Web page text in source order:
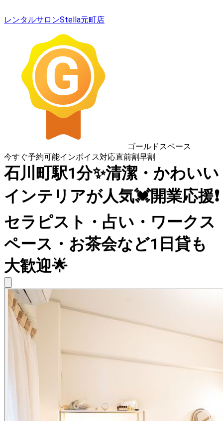
レンタルサロンStella元町店
ゴールドスペース
今すぐ予約可能インボイス対応直前割早割
石川町駅1分✨清潔・かわいい
インテリアが人気💓開業応援❗️
セラピスト・占い・ワークス
ペース・お茶会など1日貸も
大歓迎🌟